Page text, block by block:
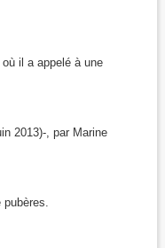
il a appelé à une
2013)-, par Marine
pubères.